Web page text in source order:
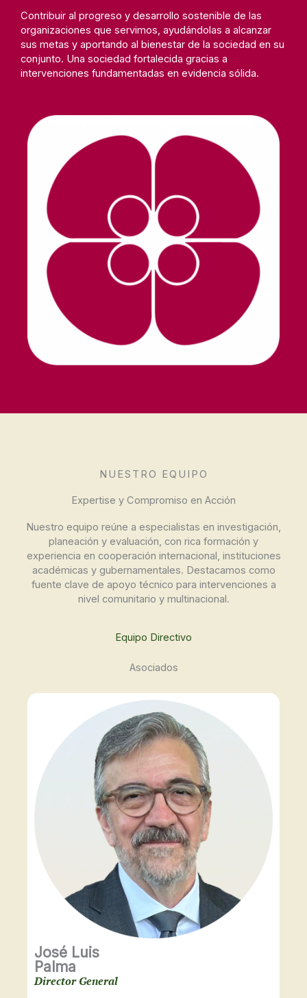
Contribuir al progreso y desarrollo sostenible de las
organizaciones que servimos, ayudándolas a alcanzar
sus metas y aportando al bienestar de la sociedad en su
conjunto. Una sociedad fortalecida gracias a
intervenciones fundamentadas en evidencia sólida.
NUESTRO EQUIPO
Expertise y Compromiso en Acción
Nuestro equipo reúne a especialistas en investigación,
planeación y evaluación, con rica formación y
experiencia en cooperación internacional, instituciones
académicas y gubernamentales. Destacamos como
fuente clave de apoyo técnico para intervenciones a
nivel comunitario y multinacional.
Equipo Directivo
Asociados
José Luis
Palma
Director General